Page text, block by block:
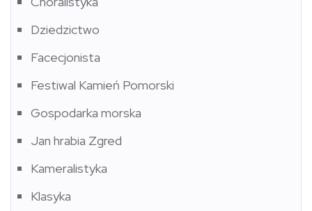
Dziedzictwo
Facecjonista
Festiwal Kamień Pomorski
Gospodarka morska
Jan hrabia Zgred
Kameralistyka
Klasyka